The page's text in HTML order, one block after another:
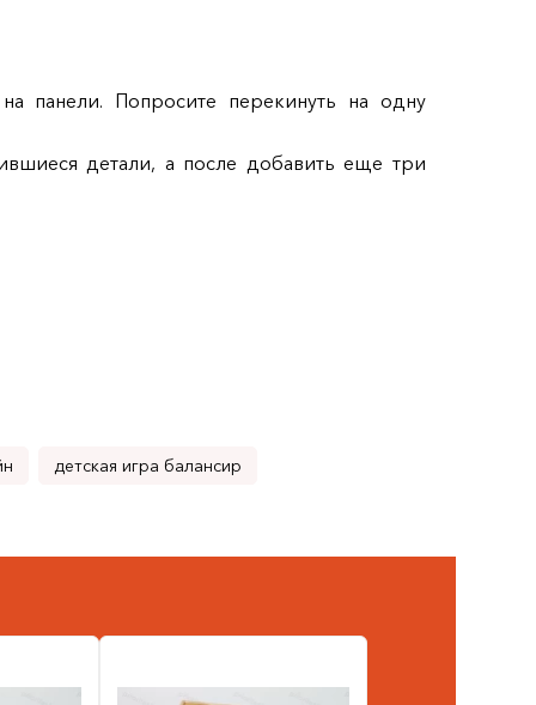
панели. Попросите перекинуть на одну
детали, а после добавить еще три
детская игра балансир